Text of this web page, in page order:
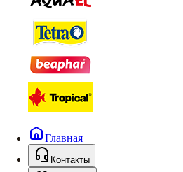
Главная
Контакты